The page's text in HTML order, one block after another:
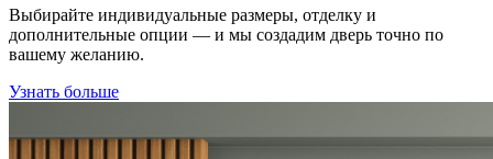
Выбирайте индивидуальные размеры, отделку и
дополнительные опции — и мы создадим дверь точно по
вашему желанию.
Узнать больше